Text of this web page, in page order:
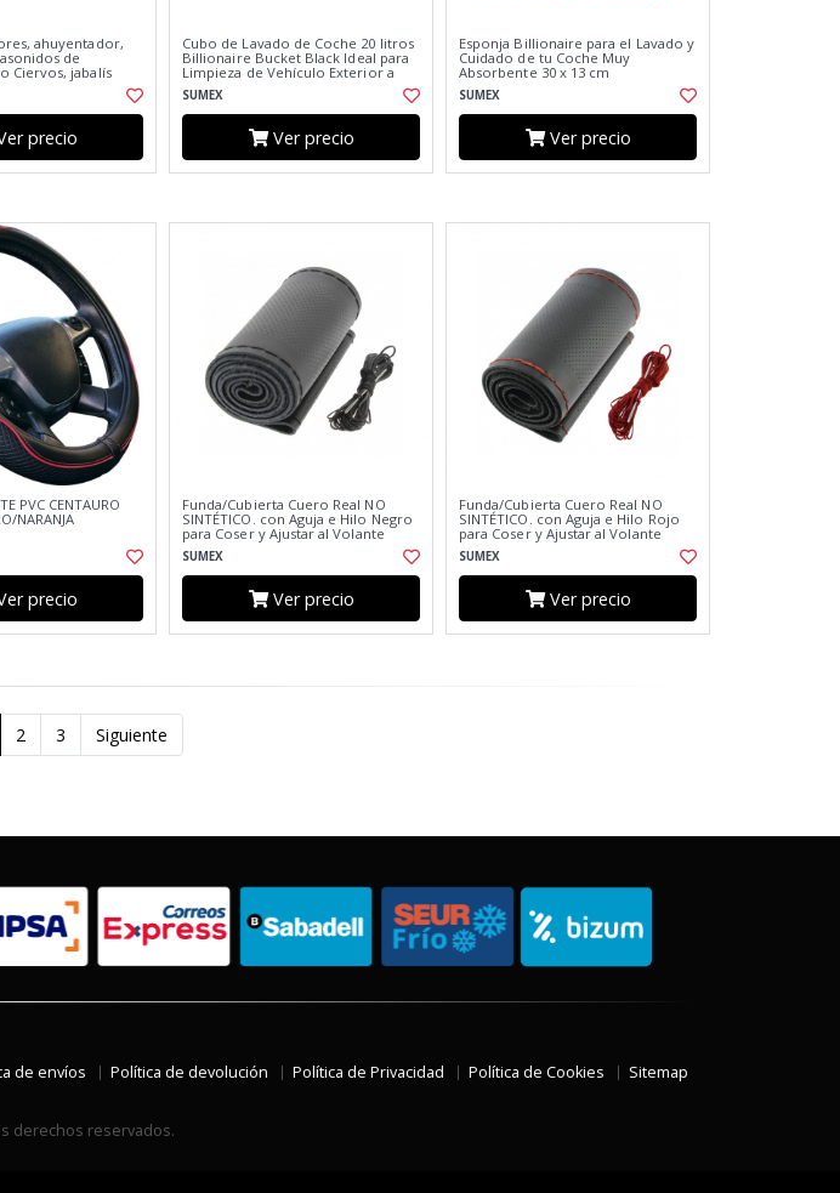
ahuyentador,
de
Ciervos, jabalís
precio
Cubo de Lavado de Coche 20 litros
Billionaire Bucket Black Ideal para
Limpieza de Vehículo Exterior a
Mano Color Negro
SUMEX
Ver precio
Esponja Billionaire para el Lavado y
Cuidado de tu Coche Muy
Absorbente 30 x 13 cm
SUMEX
Ver precio
PVC CENTAURO
NARANJA
precio
Funda/Cubierta Cuero Real NO
SINTÉTICO. con Aguja e Hilo Negro
para Coser y Ajustar al Volante
SUMEX
Ver precio
Funda/Cubierta Cuero Real NO
SINTÉTICO. con Aguja e Hilo Rojo
para Coser y Ajustar al Volante
SUMEX
Ver precio
2 3 Siguiente
de envíos Política de devolución Política de Privacidad Política de Cookies Sitemap
derechos reservados.